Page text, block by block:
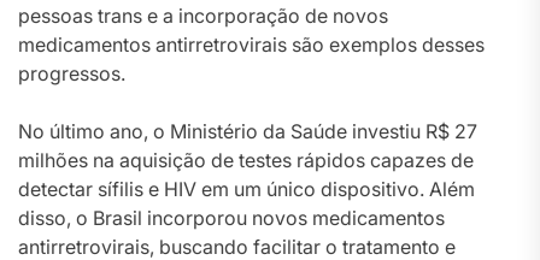
pessoas trans e a incorporação de novos
medicamentos antirretrovirais são exemplos desses
progressos.
No último ano, o Ministério da Saúde investiu R$ 27
milhões na aquisição de testes rápidos capazes de
detectar sífilis e HIV em um único dispositivo. Além
disso, o Brasil incorporou novos medicamentos
antirretrovirais, buscando facilitar o tratamento e